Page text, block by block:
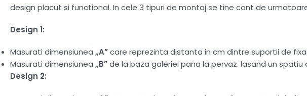
design placut si functional. In cele 3 tipuri de montaj se tine cont de
Design 1:
Masurati dimensiunea „A”care reprezinta distanta in cm dintre suportii de
Masurati dimensiunea „B”de la baza galeriei pana la pervaz. lasand un spatiu
Design 2: